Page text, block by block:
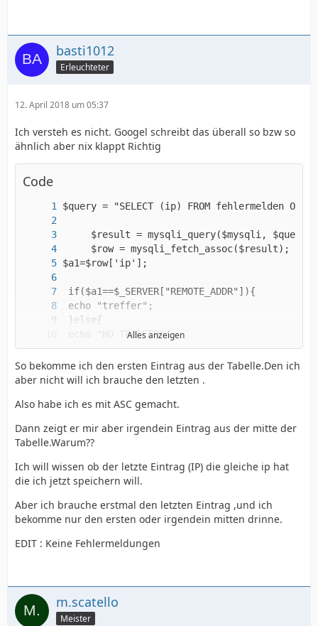
basti1012
Erleuchteter
12. April 2018 um 05:37
Ich versteh es nicht. Googel schreibt das überall so bzw so
ähnlich aber nix klappt Richtig
Code
}
Alles anzeigen
So bekomme ich den ersten Eintrag aus der Tabelle.Den ich
aber nicht will ich brauche den letzten .
Also habe ich es mit ASC gemacht.
Dann zeigt er mir aber irgendein Eintrag aus der mitte der
Tabelle.Warum??
Ich will wissen ob der letzte Eintrag (IP) die gleiche ip hat
die ich jetzt speichern will.
Aber ich brauche erstmal den letzten Eintrag ,und ich
bekomme nur den ersten oder irgendein mitten drinne.
EDIT : Keine Fehlermeldungen
m.scatello
Meister